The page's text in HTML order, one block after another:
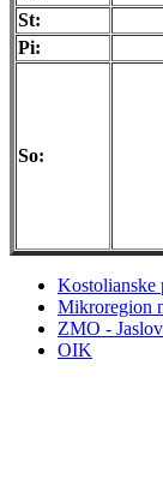
St:
Pi:
So:
Kostolianske
Mikroregion
ZMO -
OIK